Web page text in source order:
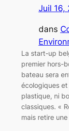
Juil 16,
dans
La start-up
premier hors-
bateau sera
écologiques
plastique, ni
classiques. «
mais retire